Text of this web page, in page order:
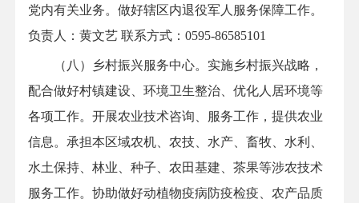
党内有关业务。做好辖区内退役军人服务保障工作。
负责人：黄文艺 联系方式：0595-86585101
（八）乡村振兴服务中心。实施乡村振兴战略，
配合做好村镇建设、环境卫生整治、优化人居环境等
各项工作。开展农业技术咨询、服务工作，提供农业
信息。承担本区域农机、农技、水产、畜牧、水利、
水土保持、林业、种子、农田基建、茶果等涉农技术
服务工作。协助做好动植物疫病防疫检疫、农产品质